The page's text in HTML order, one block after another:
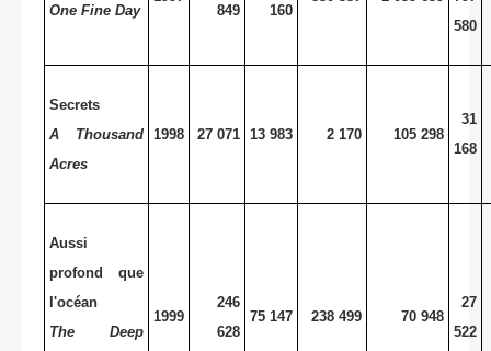
One Fine Day
849
160
580
Secrets
A Thousand
Acres
1998 27 071 13 983 2 170 105 298
31
168
Aussi
profond que
l'océan
The Deep
1999
246
628
75 147 238 499 70 948
27
522